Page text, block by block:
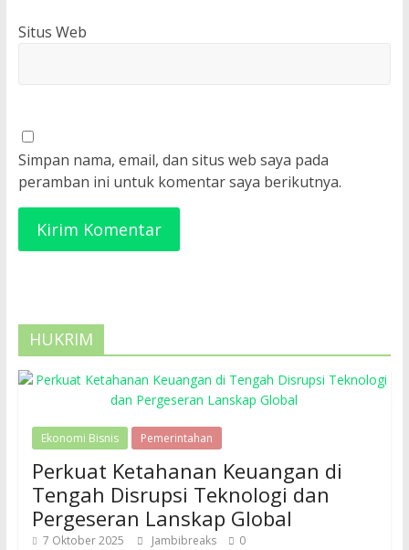
Situs Web
Simpan nama, email, dan situs web saya pada
peramban ini untuk komentar saya berikutnya.
HUKRIM
Ekonomi Bisnis Pemerintahan
Perkuat Ketahanan Keuangan di
Tengah Disrupsi Teknologi dan
Pergeseran Lanskap Global
7 Oktober 2025 Jambibreaks 0